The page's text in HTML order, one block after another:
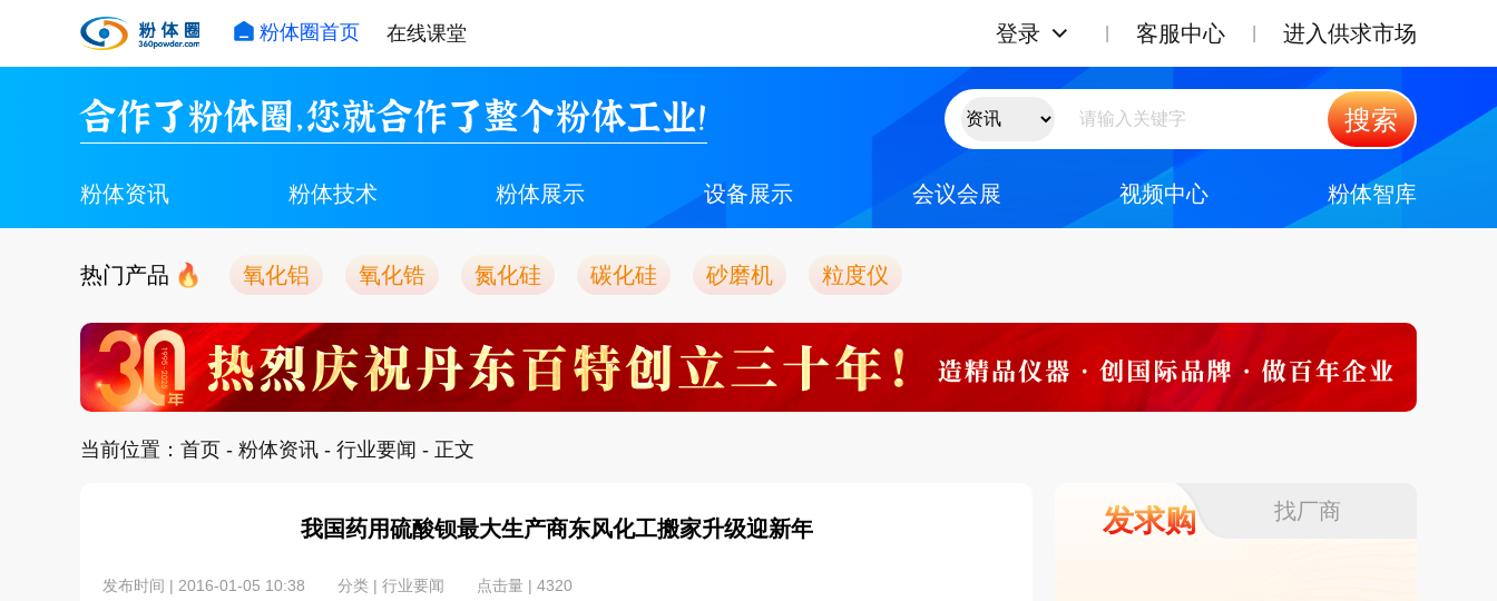
粉体圈首页 在线课堂 登录 客服中心 进入供求市场
合作了粉体圈，您就合作了整个粉体工业！ 搜索
粉体资讯 粉体技术 粉体展示 设备展示 会议会展 视频中心 粉体智库
热门产品 氧化铝 氧化锆 氮化硅 碳化硅 砂磨机 粒度仪
当前位置： 首页 - 粉体资讯 - 行业要闻 - 正文
我国药用硫酸钡最大生产商东风化工搬家升级迎新年
发布时间 | 2016-01-05 10:38 分类 | 行业要闻 点击量 | 4320
发求购 找厂商